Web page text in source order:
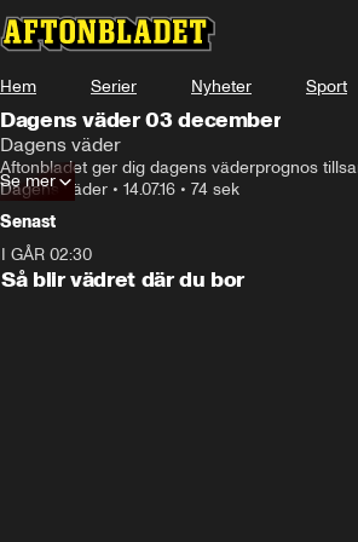
Hem Serier Nyheter Sport
Dagens väder 03 december
Dagens väder
Aftonbladet ger dig dagens väderprognos
Dagens väder • 14.07.16 • 74 sek
Se mer
Senast
I GÅR 02:30
Så blir vädret där du bor